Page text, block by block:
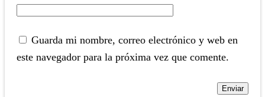
Guarda mi nombre, correo electrónico y web en
este navegador para la próxima vez que comente.